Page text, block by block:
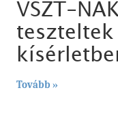
VSZT-
teszteltek
Tovább »